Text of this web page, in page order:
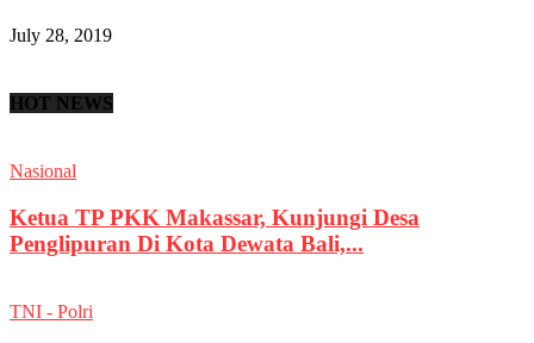
July 28, 2019
HOT NEWS
Nasional
Ketua TP PKK Makassar, Kunjungi Desa
Penglipuran Di Kota Dewata Bali,...
TNI - Polri